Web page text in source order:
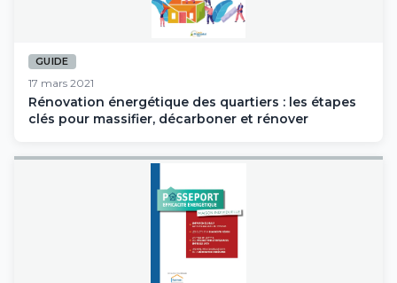
GUIDE
17 mars 2021
Rénovation énergétique des quartiers : les étapes
clés pour massifier, décarboner et rénover